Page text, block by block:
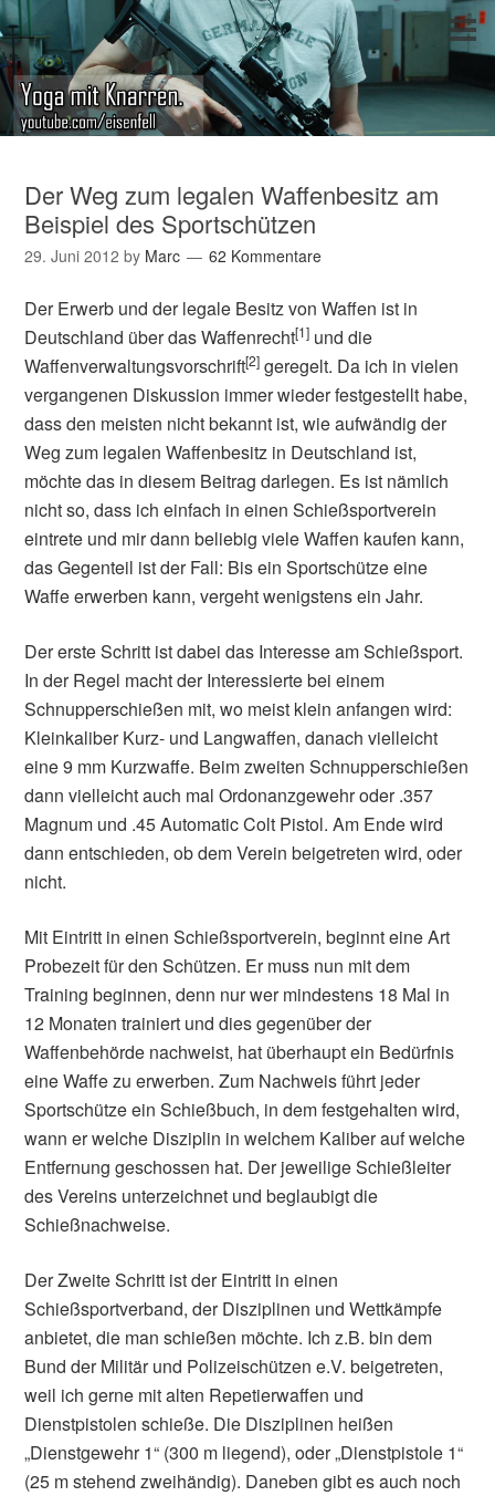
Der Weg zum legalen Waffenbesitz am
Beispiel des Sportschützen
29. Juni 2012 by Marc 62 Kommentare
Der Erwerb und der legale Besitz von Waffen ist in
Deutschland über das Waffenrecht[1] und die
Waffenverwaltungsvorschrift[2] geregelt. Da ich in vielen
vergangenen Diskussion immer wieder festgestellt habe,
dass den meisten nicht bekannt ist, wie aufwändig der
Weg zum legalen Waffenbesitz in Deutschland ist,
möchte das in diesem Beitrag darlegen. Es ist nämlich
nicht so, dass ich einfach in einen Schießsportverein
eintrete und mir dann beliebig viele Waffen kaufen kann,
das Gegenteil ist der Fall: Bis ein Sportschütze eine
Waffe erwerben kann, vergeht wenigstens ein Jahr.
Der erste Schritt ist dabei das Interesse am Schießsport.
In der Regel macht der Interessierte bei einem
Schnupperschießen mit, wo meist klein anfangen wird:
Kleinkaliber Kurz- und Langwaffen, danach vielleicht
eine 9 mm Kurzwaffe. Beim zweiten Schnupperschießen
dann vielleicht auch mal Ordonanzgewehr oder .357
Magnum und .45 Automatic Colt Pistol. Am Ende wird
dann entschieden, ob dem Verein beigetreten wird, oder
nicht.
Mit Eintritt in einen Schießsportverein, beginnt eine Art
Probezeit für den Schützen. Er muss nun mit dem
Training beginnen, denn nur wer mindestens 18 Mal in
12 Monaten trainiert und dies gegenüber der
Waffenbehörde nachweist, hat überhaupt ein Bedürfnis
eine Waffe zu erwerben. Zum Nachweis führt jeder
Sportschütze ein Schießbuch, in dem festgehalten wird,
wann er welche Disziplin in welchem Kaliber auf welche
Entfernung geschossen hat. Der jeweilige Schießleiter
des Vereins unterzeichnet und beglaubigt die
Schießnachweise.
Der Zweite Schritt ist der Eintritt in einen
Schießsportverband, der Disziplinen und Wettkämpfe
anbietet, die man schießen möchte. Ich z.B. bin dem
Bund der Militär und Polizeischützen e.V. beigetreten,
weil ich gerne mit alten Repetierwaffen und
Dienstpistolen schieße. Die Disziplinen heißen
„Dienstgewehr 1“ (300 m liegend), oder „Dienstpistole 1“
(25 m stehend zweihändig). Daneben gibt es auch noch